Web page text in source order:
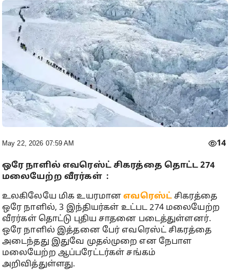
May 22, 2026 07:59 AM 14
ஒரே நாளில் எவரெஸ்ட் சிகரத்தை தொட்ட 274
மலையேற்ற வீரர்கள் :
உலகிலேயே மிக உயரமானஎவரெஸ்ட் சிகரத்தை
ஒரே நாளில், 3 இந்தியர்கள் உட்பட 274 மலையேற்ற
வீரர்கள் தொட்டு புதிய சாதனை படைத்துள்ளனர்.
ஒரே நாளில் இத்தனை பேர் எவரெஸ்ட் சிகரத்தை
அடைந்தது இதுவே முதல்முறை என நேபாள
மலையேற்ற ஆப்பரேட்டர்கள் சங்கம்
அறிவித்துள்ளது.